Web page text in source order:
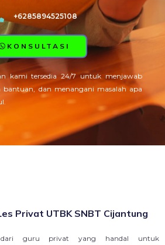
+6285894525108
KONSULTASI
kami tersedia 24/7 untuk menjawab
bantuan, dan menangani masalah apa
Privat UTBK SNBT Cijantung
dari guru privat yang handal untuk